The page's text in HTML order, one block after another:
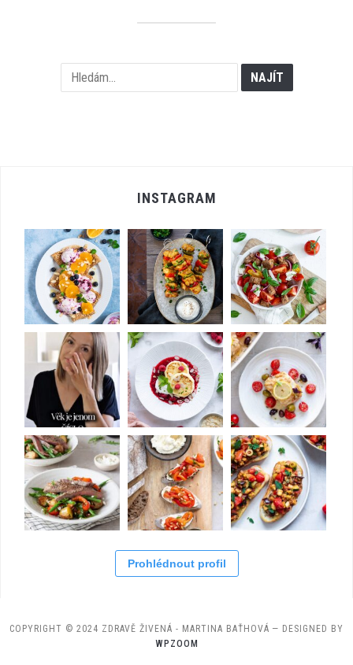
INSTAGRAM
Prohlédnout profil
COPYRIGHT © 2024 ZDRAVĚ ŽIVENÁ - MARTINA BAŤHOVÁ — DESIGNED BY
WPZOOM